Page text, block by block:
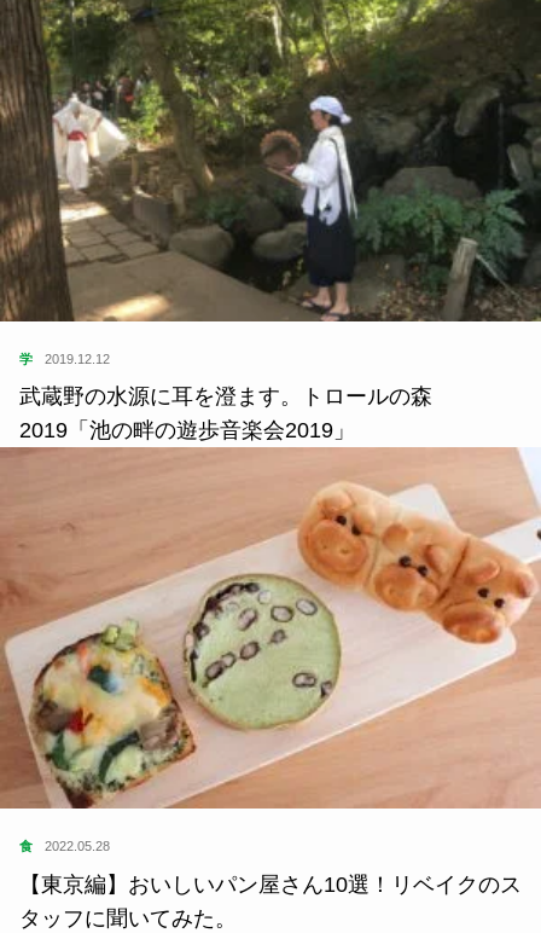
学 2019.12.12
武蔵野の水源に耳を澄ます。トロールの森
2019「池の畔の遊歩音楽会2019」
食 2022.05.28
【東京編】おいしいパン屋さん10選！リベイクのス
タッフに聞いてみた。